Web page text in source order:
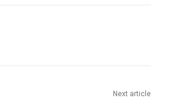
Next article